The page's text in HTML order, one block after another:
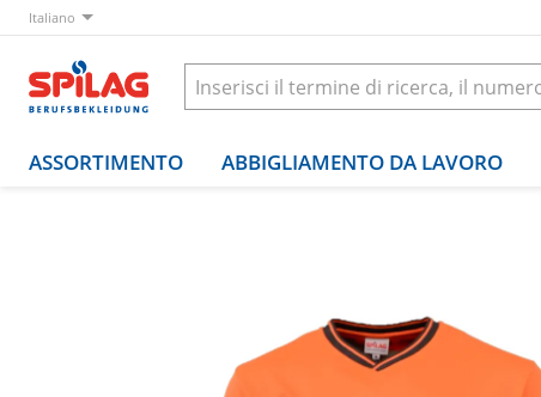
Italiano
ASSORTIMENTO ABBIGLIAMENTO DA LAVORO